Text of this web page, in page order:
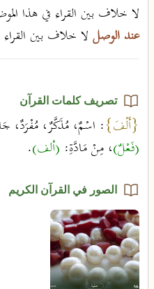
لا خلاف بين القراء في هذا
عند الوصللا خلاف بين
تصريف كلمات القرآن
{أَلْفَ}: اسْمٌ، مُذَكَّرٌ، مُفْرَدٌ،
(فَعْلٌ)، مِنْ مَادَّةِ: (ألف).
الصور في القرآن الكريم